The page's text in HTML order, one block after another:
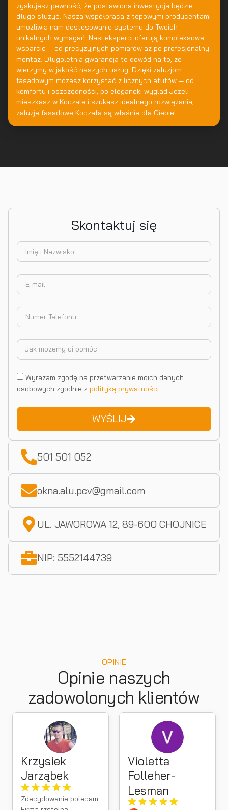
zyskujesz pewność, że postawiona inwestycja będzie
długo służyć. Nasza współpraca z topowymi producentami
umożliwia nam dostosowanie systemu do Twoich
unikalnych wymagań. Nasi eksperci oferują kompleksowe
wsparcie – od precyzyjnych pomiarów aż po profesjonalny
montaż. Długoletnia gwarancja to dowód na to, że
wierzymy w jakość naszych usług. Dzięki żaluzjom
fasadowym możesz korzystać z licznych atutów — od
komfortu i oszczędności, po elegancki wygląd.Jeżeli
mieszkasz w Koczale i szukasz idealnego rozwiązania,
żaluzje fasadowe Koczała są właśnie dla Ciebie!
Skontaktuj się
Wyrażam zgodę na przetwarzanie moich danych
osobowych zgodnie z polityką prywatności
WYŚLIJ
501 501 052
okna.alu.pcv@gmail.com
UL. JAWOROWA 12, 89-600 CHOJNICE
NIP: 5552144739
OPINIE
Opinie naszych
zadowolonych klientów
Krzysiek
Jarząbek
Zdecydowanie polecam.
Violetta
Folleher-
Lesman